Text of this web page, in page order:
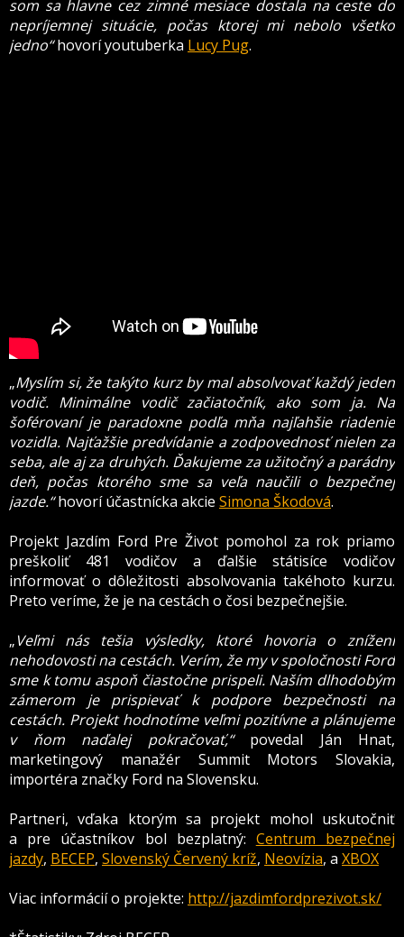
som sa hlavne cez zimné mesiace dostala na ceste do
nepríjemnej situácie, počas ktorej mi nebolo všetko
jedno“hovorí youtuberka Lucy Pug.
„Myslím si, že takýto kurz by mal absolvovať každý jeden
vodič. Minimálne vodič začiatočník, ako som ja. Na
šoférovaní je paradoxne podľa mňa najľahšie riadenie
vozidla. Najťažšie predvídanie a zodpovednosť nielen za
seba, ale aj za druhých. Ďakujeme za užitočný a parádny
deň, počas ktorého sme sa veľa naučili o bezpečnej
jazde.“hovorí účastnícka akcie Simona Škodová.
Projekt Jazdím Ford Pre Život pomohol za rok priamo
preškoliť 481 vodičov a ďalšie státisíce vodičov
informovať o dôležitosti absolvovania takéhoto kurzu.
Preto veríme, že je na cestách o čosi bezpečnejšie.
„Veľmi nás tešia výsledky, ktoré hovoria o znížení
nehodovosti na cestách. Verím, že my v spoločnosti Ford
sme k tomu aspoň čiastočne prispeli. Naším dlhodobým
zámerom je prispievať k podpore bezpečnosti na
cestách. Projekt hodnotíme veľmi pozitívne a plánujeme
v ňom naďalej pokračovať,“povedal Ján Hnat,
marketingový manažér Summit Motors Slovakia,
importéra značky Ford na Slovensku.
Partneri, vďaka ktorým sa projekt mohol uskutočniť
a pre účastníkov bol bezplatný: Centrum bezpečnej
jazdy, BECEP, Slovenský Červený kríž, Neovízia, a XBOX
Viac informácií o projekte: http://jazdimfordprezivot.sk/